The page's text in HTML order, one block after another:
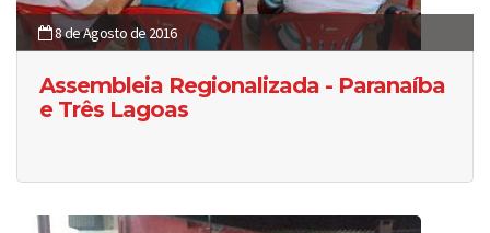
8 de Agosto de 2016
Assembleia Regionalizada - Paranaíba
e Três Lagoas